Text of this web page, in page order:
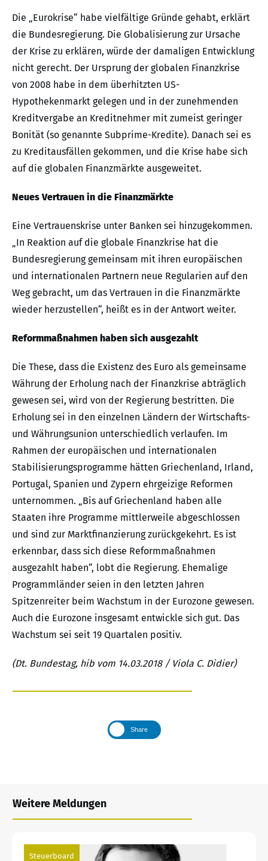
Die „Eurokrise“ habe vielfältige Gründe gehabt, erklärt
die Bundesregierung. Die Globalisierung zur Ursache
der Krise zu erklären, würde der damaligen Entwicklung
nicht gerecht. Der Ursprung der globalen Finanzkrise
von 2008 habe in dem überhitzten US-
Hypothekenmarkt gelegen und in der zunehmenden
Kreditvergabe an Kreditnehmer mit zumeist geringer
Bonität (so genannte Subprime-Kredite). Danach sei es
zu Kreditausfällen gekommen, und die Krise habe sich
auf die globalen Finanzmärkte ausgeweitet.
Neues Vertrauen in die Finanzmärkte
Eine Vertrauenskrise unter Banken sei hinzugekommen.
„In Reaktion auf die globale Finanzkrise hat die
Bundesregierung gemeinsam mit ihren europäischen
und internationalen Partnern neue Regularien auf den
Weg gebracht, um das Vertrauen in die Finanzmärkte
wieder herzustellen“, heißt es in der Antwort weiter.
Reformmaßnahmen haben sich ausgezahlt
Die These, dass die Existenz des Euro als gemeinsame
Währung der Erholung nach der Finanzkrise abträglich
gewesen sei, wird von der Regierung bestritten. Die
Erholung sei in den einzelnen Ländern der Wirtschafts-
und Währungsunion unterschiedlich verlaufen. Im
Rahmen der europäischen und internationalen
Stabilisierungsprogramme hätten Griechenland, Irland,
Portugal, Spanien und Zypern ehrgeizige Reformen
unternommen. „Bis auf Griechenland haben alle
Staaten ihre Programme mittlerweile abgeschlossen
und sind zur Marktfinanzierung zurückgekehrt. Es ist
erkennbar, dass sich diese Reformmaßnahmen
ausgezahlt haben“, lobt die Regierung. Ehemalige
Programmländer seien in den letzten Jahren
Spitzenreiter beim Wachstum in der Eurozone gewesen.
Auch die Eurozone insgesamt entwickle sich gut. Das
Wachstum sei seit 19 Quartalen positiv.
(Dt. Bundestag, hib vom 14.03.2018 / Viola C. Didier)
Share
Weitere Meldungen
Steuerboard